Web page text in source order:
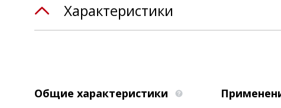
Характеристики
Общие характеристики